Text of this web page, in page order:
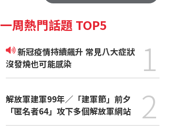
一周熱門話題 TOP5
新冠疫情持續飆升 常見八大症狀
沒發燒也可能感染
1
解放軍建軍99年／「建軍節」前夕
「匿名者64」攻下多個解放軍網站
2